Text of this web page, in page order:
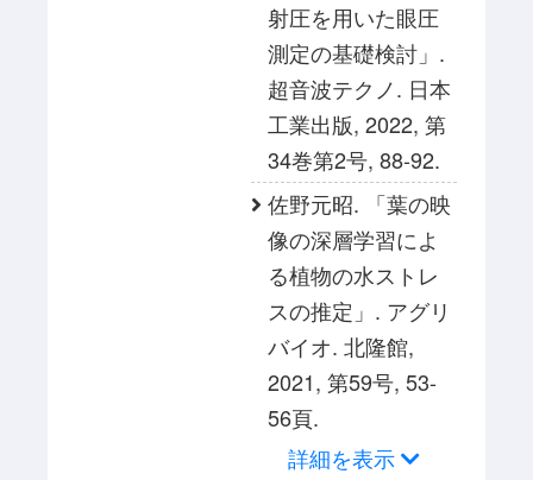
射圧を用いた眼圧
測定の基礎検討」.
超音波テクノ. 日本
工業出版, 2022, 第
34巻第2号, 88-92.
佐野元昭. 「葉の映
像の深層学習によ
る植物の水ストレ
スの推定」. アグリ
バイオ. 北隆館,
2021, 第59号, 53-
56頁.
詳細を表示